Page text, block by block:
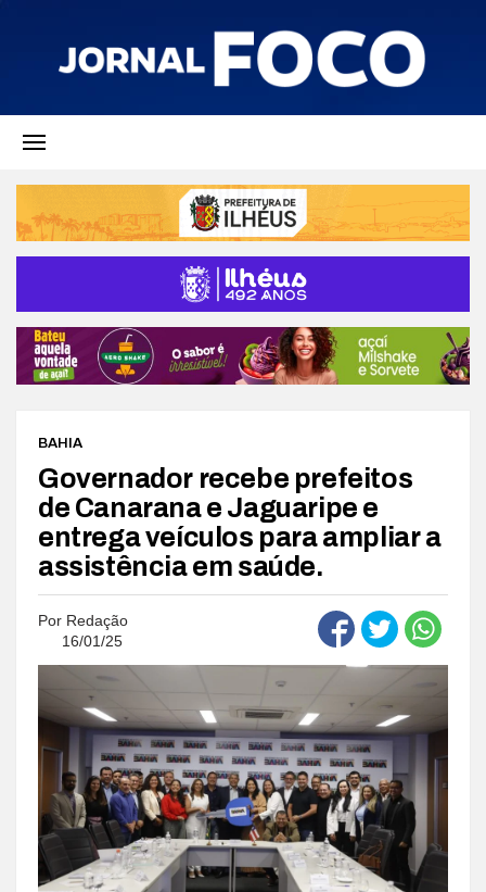
BAHIA
Governador recebe prefeitos
de Canarana e Jaguaripe e
entrega veículos para ampliar a
assistência em saúde.
Por Redação
16/01/25